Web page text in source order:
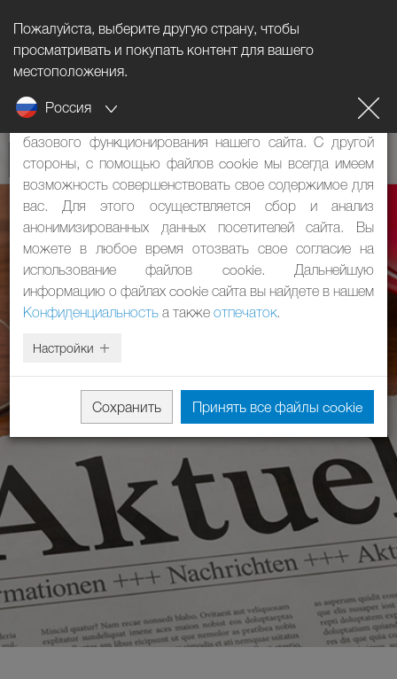
Пожалуйста, выберите другую страну, чтобы
просматривать и покупать контент для вашего
местоположения.
Россия
Информация о файлах cookie
Наш сайт использует файлы cookie. Они имеют две
функции: с одной стороны, они необходимы для
базового функционирования нашего сайта. С другой
стороны, с помощью файлов cookie мы всегда имеем
возможность совершенствовать свое содержимое для
вас. Для этого осуществляется сбор и анализ
анонимизированных данных посетителей сайта. Вы
можете в любое время отозвать свое согласие на
использование файлов cookie. Дальнейшую
информацию о файлах cookie сайта вы найдете в нашем
Конфиденциальность а также отпечаток.
Настройки
Сохранить Принять все файлы cookie